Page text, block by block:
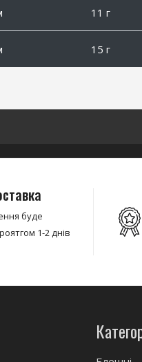
11 г
15 г
буде
1-2 днів